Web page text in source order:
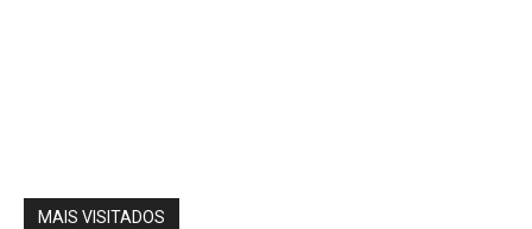
MAIS VISITADOS